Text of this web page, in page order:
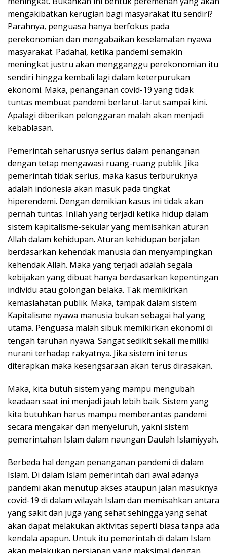
mengakibatkan kerugian bagi masyarakat itu sendiri?
Parahnya, penguasa hanya berfokus pada
perekonomian dan mengabaikan keselamatan nyawa
masyarakat. Padahal, ketika pandemi semakin
meningkat justru akan mengganggu perekonomian itu
sendiri hingga kembali lagi dalam keterpurukan
ekonomi. Maka, penanganan covid-19 yang tidak
tuntas membuat pandemi berlarut-larut sampai kini.
Apalagi diberikan pelonggaran malah akan menjadi
kebablasan.
Pemerintah seharusnya serius dalam penanganan
dengan tetap mengawasi ruang-ruang publik. Jika
pemerintah tidak serius, maka kasus terburuknya
adalah indonesia akan masuk pada tingkat
hiperendemi. Dengan demikian kasus ini tidak akan
pernah tuntas. Inilah yang terjadi ketika hidup dalam
sistem kapitalisme-sekular yang memisahkan aturan
Allah dalam kehidupan. Aturan kehidupan berjalan
berdasarkan kehendak manusia dan menyampingkan
kehendak Allah. Maka yang terjadi adalah segala
kebijakan yang dibuat hanya berdasarkan kepentingan
individu atau golongan belaka. Tak memikirkan
kemaslahatan publik. Maka, tampak dalam sistem
Kapitalisme nyawa manusia bukan sebagai hal yang
utama. Penguasa malah sibuk memikirkan ekonomi di
tengah taruhan nyawa. Sangat sedikit sekali memiliki
nurani terhadap rakyatnya. Jika sistem ini terus
diterapkan maka kesengsaraan akan terus dirasakan.
Maka, kita butuh sistem yang mampu mengubah
keadaan saat ini menjadi jauh lebih baik. Sistem yang
kita butuhkan harus mampu memberantas pandemi
secara mengakar dan menyeluruh, yakni sistem
pemerintahan Islam dalam naungan Daulah Islamiyyah.
Berbeda hal dengan penanganan pandemi di dalam
Islam. Di dalam Islam pemerintah dari awal adanya
pandemi akan menutup akses ataupun jalan masuknya
covid-19 di dalam wilayah Islam dan memisahkan antara
yang sakit dan juga yang sehat sehingga yang sehat
akan dapat melakukan aktivitas seperti biasa tanpa ada
kendala apapun. Untuk itu pemerintah di dalam Islam